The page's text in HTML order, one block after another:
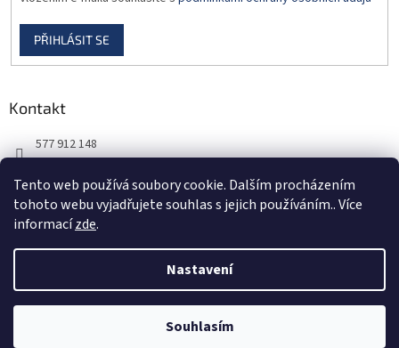
Tento web používá soubory cookie. Dalším procházením
tohoto webu vyjadřujete souhlas s jejich používáním.. Více
informacízde.
Nastavení
Souhlasím
PŘIHLÁSIT SE
Kontakt
577 912 148
Vytvořil Shoptet
DORBAS, s.r.o.. Všechna práva vyhrazena.